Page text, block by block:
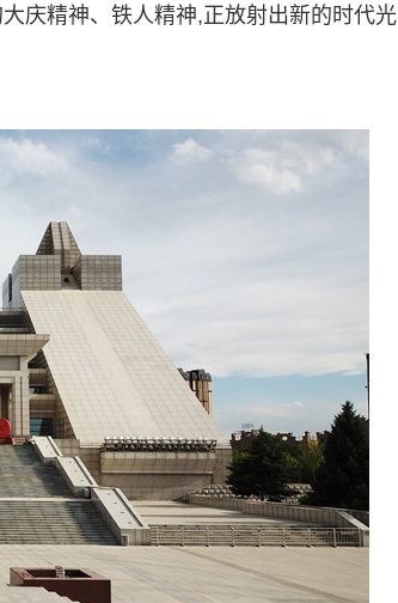
庆精神、铁人精神,正放射出新的时代光